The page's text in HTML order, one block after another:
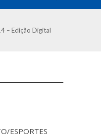
– Edição Digital
ESPORTES